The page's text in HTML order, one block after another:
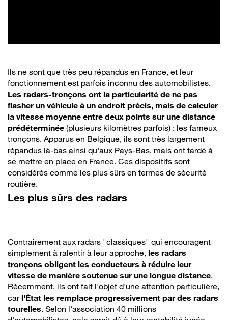
Ils ne sont que très peu répandus en France, et leur
fonctionnement est parfois inconnu des automobilistes.
Les radars-tronçons ont la particularité de ne pas
flasher un véhicule à un endroit précis, mais de calculer
la vitesse moyenne entre deux points sur une distance
prédéterminée (plusieurs kilomètres parfois) : les fameux
tronçons. Apparus en Belgique, ils sont très largement
répandus là-bas ainsi qu'aux Pays-Bas, mais ont tardé à
se mettre en place en France. Ces dispositifs sont
considérés comme les plus sûrs en termes de sécurité
routière.
Les plus sûrs des radars
Contrairement aux radars "classiques" qui encouragent
simplement à ralentir à leur approche, les radars
tronçons obligent les conducteurs à réduire leur
vitesse de manière soutenue sur une longue distance.
Récemment, ils ont fait l'objet d'une attention particulière,
car l'État les remplace progressivement par des radars
tourelles. Selon l'association 40 millions